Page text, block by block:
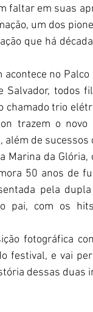
faltar em suas
um dos
que há
no
Salvador, todos
chamado trio
trazem o
de sucessos
Marina da
50 anos de
pela
pai, com os hits
fotográfica
festival, e vai
dessas